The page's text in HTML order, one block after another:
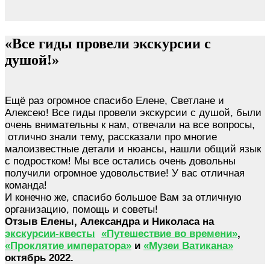
«Все гиды провели экскурсии с
душой!»
Ещё раз огромное спасибо Елене, Светлане и
Алексею! Все гиды провели экскурсии с душой, были
очень внимательны к нам, отвечали на все вопросы,
отлично знали тему, рассказали про многие
малоизвестные детали и нюансы, нашли общий язык
с подростком! Мы все остались очень довольны
получили огромное удовольствие! У вас отличная
команда!
И конечно же, спасибо большое Вам за отличную
организацию, помощь и советы!
Отзыв Елены, Александра и Николаса на
экскурсии-квесты «Путешествие во времени»,
«Проклятие императора» и «Музеи Ватикана»
октябрь 2022.